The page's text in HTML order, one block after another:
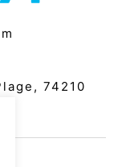
74210